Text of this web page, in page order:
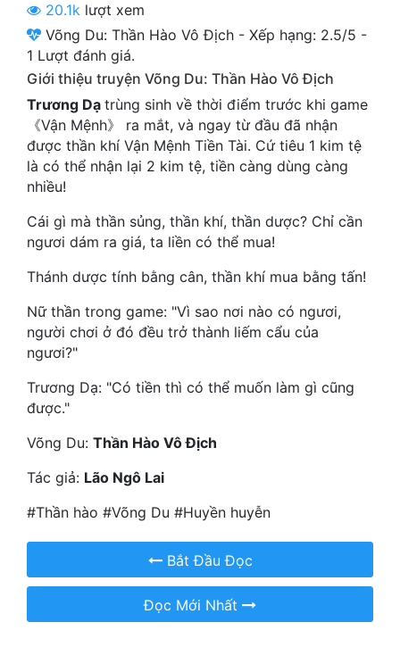
Dã Sử
Dị Giới
Dị Năng
Gia Đấu
Góc Nhìn Nam
Huyền Huyễn
Huyền Nghi
Huyền Ảo
Hài Hước
Hệ Thống
Học Đường
Khoa Huyễn
Khoa Huyễn Không Gian
20.1k lượt xem
Võng Du: Thần Hào Vô Địch - Xếp hạng: 2.5/5 -
1 Lượt đánh giá.
Giới thiệu truyện Võng Du: Thần Hào Vô Địch
Trương Dạ trùng sinh về thời điểm trước khi game
《Vận Mệnh》 ra mắt, và ngay từ đầu đã nhận
được thần khí Vận Mệnh Tiền Tài. Cứ tiêu 1 kim tệ
là có thể nhận lại 2 kim tệ, tiền càng dùng càng
nhiều!
Cái gì mà thần sủng, thần khí, thần dược? Chỉ cần
ngươi dám ra giá, ta liền có thể mua!
Thánh dược tính bằng cân, thần khí mua bằng tấn!
Nữ thần trong game: "Vì sao nơi nào có ngươi,
người chơi ở đó đều trở thành liếm cẩu của
ngươi?"
Trương Dạ: "Có tiền thì có thể muốn làm gì cũng
được."
Võng Du: Thần Hào Vô Địch
Tác giả: Lão Ngô Lai
#Thần hào #Võng Du #Huyền huyễn
Bắt Đầu Đọc
Đọc Mới Nhất